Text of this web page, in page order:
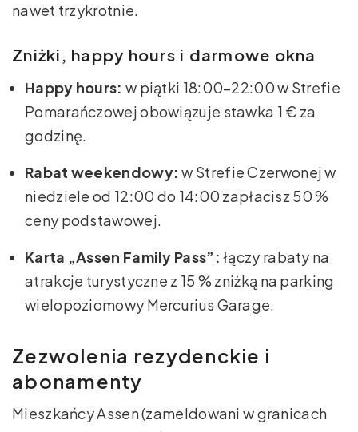
nawet trzykrotnie.
Zniżki, happy hours i darmowe okna
Happy hours: w piątki 18:00–22:00 w Strefie
Pomarańczowej obowiązuje stawka 1 € za
godzinę.
Rabat weekendowy: w Strefie Czerwonej w
niedziele od 12:00 do 14:00 zapłacisz 50 %
ceny podstawowej.
Karta „Assen Family Pass”: łączy rabaty na
atrakcje turystyczne z 15 % zniżką na parking
wielopoziomowy Mercurius Garage.
Zezwolenia rezydenckie i
abonamenty
Mieszkańcy Assen (zameldowani w granicach